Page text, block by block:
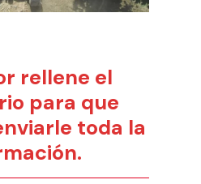
rellene el
para que
toda la